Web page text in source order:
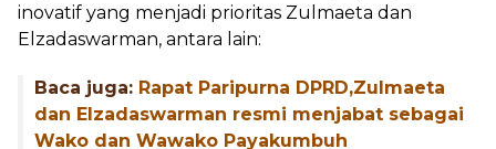
inovatif yang menjadi prioritas Zulmaeta dan
Elzadaswarman, antara lain:
Baca juga: Rapat Paripurna DPRD,Zulmaeta
dan Elzadaswarman resmi menjabat sebagai
Wako dan Wawako Payakumbuh